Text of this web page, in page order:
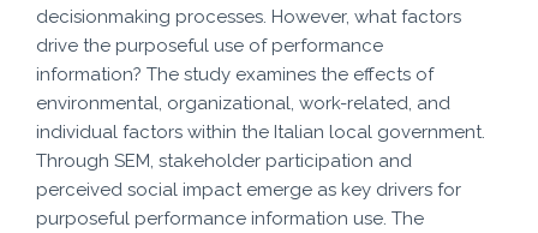
decisionmaking processes. However, what factors
drive the purposeful use of performance
information? The study examines the effects of
environmental, organizational, work-related, and
individual factors within the Italian local government.
Through SEM, stakeholder participation and
perceived social impact emerge as key drivers for
purposeful performance information use. The